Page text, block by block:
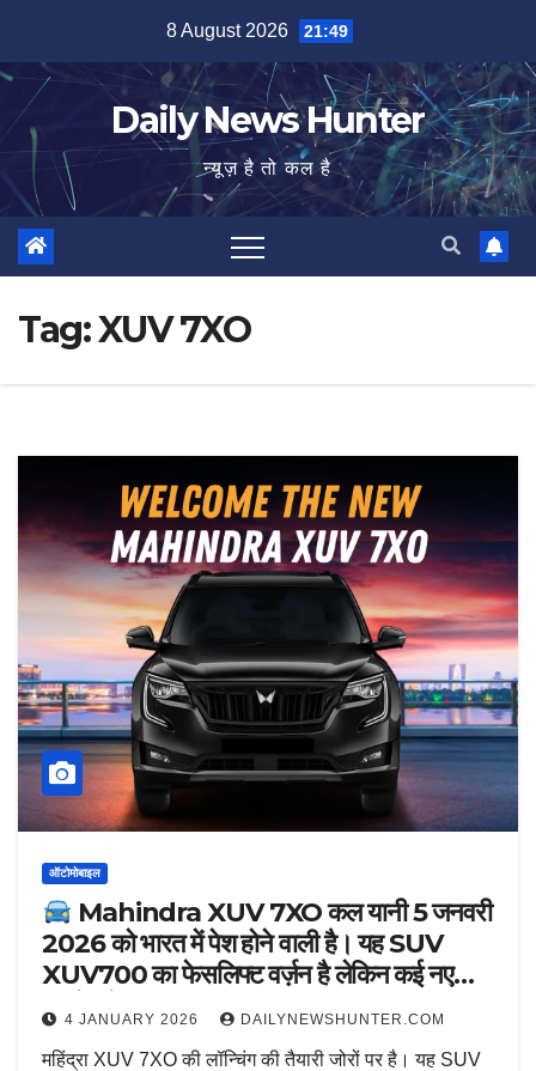
content
8 August 2026 21:49
Daily News Hunter
न्यूज़ है तो कल है
Tag:XUV 7XO
ऑटोमोबाइल
Mahindra XUV 7XO कल यानी 5 जनवरी
2026 को भारत में पेश होने वाली है। यह SUV
XUV700 का फेसलिफ्ट वर्ज़न है लेकिन कई नए
अपडेट के साथ आएगी |
4 JANUARY 2026 DAILYNEWSHUNTER.COM
महिंद्रा XUV 7XO की लॉन्चिंग की तैयारी जोरों पर है। यह SUV